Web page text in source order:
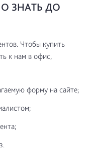
ЗНАТЬ ДО
Чтобы купить
к нам в офис,
форму на сайте;